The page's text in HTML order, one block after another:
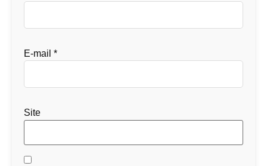
E-mail *
Site